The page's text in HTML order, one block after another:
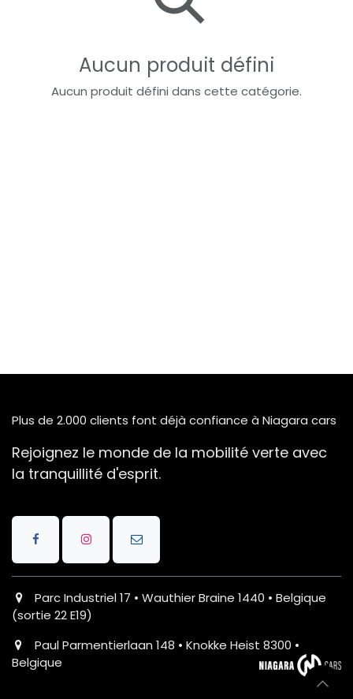
Aucun produit défini
Aucun produit défini dans cette catégorie.
Plus de 2.000 clients font déjà confiance à Niagara cars
Rejoignez le monde de la mobilité verte avec
la tranquillité d'esprit.
Parc Industriel 17 • Wauthier Braine 1440 • Belgique
(sortie 22 E19)
Paul Parmentierlaan 148 • Knokke Heist 8300 •
Belgique